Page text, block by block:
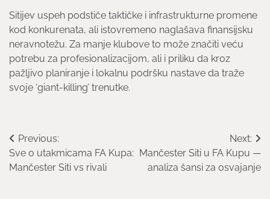
Sitijev uspeh podstiče taktičke i infrastrukturne promene
kod konkurenata, ali istovremeno naglašava finansijsku
neravnotežu. Za manje klubove to može značiti veću
potrebu za profesionalizacijom, ali i priliku da kroz
pažljivo planiranje i lokalnu podršku nastave da traže
svoje ‘giant-killing’ trenutke.
Post
navigation
Previous:
Sve o utakmicama FA Kupa:
Mančester Siti vs rivali
Next:
Mančester Siti u FA Kupu —
analiza šansi za osvajanje